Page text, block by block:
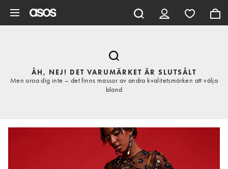
ÅH, NEJ! DET VARUMÄRKET ÄR SLUTSÅLT
Men oroa dig inte – det finns massor av andra kvalitetsmärken att välja
bland